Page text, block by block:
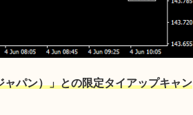
パン）」との限定タイアップキャン